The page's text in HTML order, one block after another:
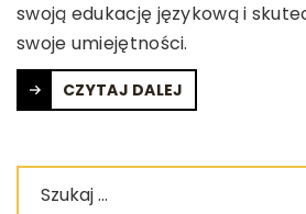
swoją edukację językową i
swoje umiejętności.
CZYTAJ DALEJ